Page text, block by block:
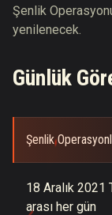
Şenlik
yenilenecek.
Günlük
Şenlik
18 Aralık 2021
arası her gün